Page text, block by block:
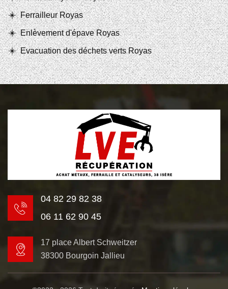
Ferrailleur Royas
Enlèvement d'épave Royas
Evacuation des déchets verts Royas
04 82 29 82 38
06 11 62 90 45
17 place Albert Schweitzer
38300 Bourgoin Jallieu